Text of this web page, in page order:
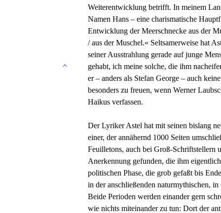
Weiterentwicklung betrifft. In meinem
Namen Hans – eine charismatische
Entwicklung der Meerschnecke aus der
/ aus der Muschel.« Seltsamerweise hat
seiner Ausstrahlung gerade auf junge
gehabt, ich meine solche, die ihm
er – anders als Stefan George – auch
besonders zu freuen, wenn Werner
Haikus verfassen.
Der Lyriker Astel hat mit seinen bislang
einer, der annähernd 1000 Seiten
Feuilletons, auch bei Groß-Schriftstellern
Anerkennung gefunden, die ihm
politischen Phase, die grob gefaßt bis
in der anschließenden naturmythischen,
Beide Perioden werden einander gern
wie nichts miteinander zu tun: Dort der